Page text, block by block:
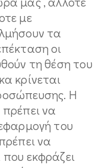
με
τα
οι
τη θέση του
κρίνεται
Η
να
του
να
εκφράζει